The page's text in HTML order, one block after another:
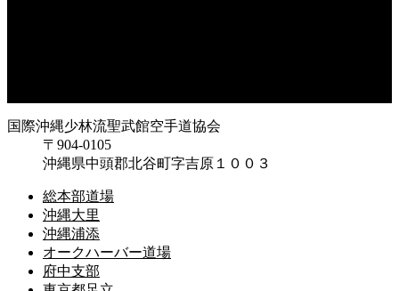
国際沖縄少林流聖武館空手道協会
〒904-0105
沖縄県中頭郡北谷町字吉原１００３
総本部道場
沖縄大里
沖縄浦添
オークハーバー道場
府中支部